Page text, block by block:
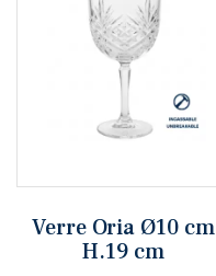
Verre Oria Ø10 cm
H.19 cm